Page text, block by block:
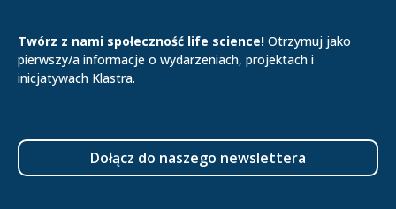
Twórz z nami społeczność life science! Otrzymuj jako
pierwszy/a informacje o wydarzeniach, projektach i
inicjatywach Klastra.
Dołącz do naszego newslettera